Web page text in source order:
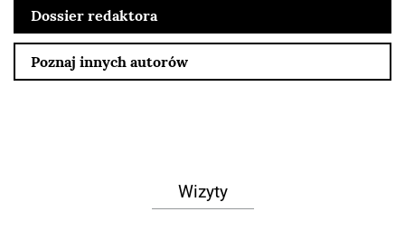
Dossier redaktora
Poznaj innych autorów
Wizyty